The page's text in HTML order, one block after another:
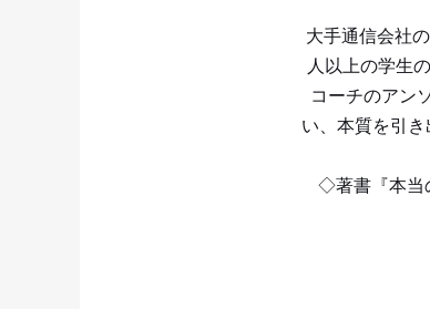
大手通信会社
人以上の学生
コーチのアン
い、本質を引
◇著書『本当